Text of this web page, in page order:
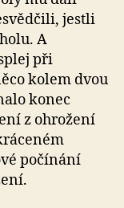
jestli
A
při
kolem dvou
konec
z ohrožení
počínání